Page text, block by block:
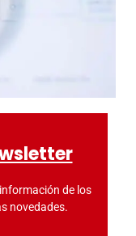
de los
novedades.